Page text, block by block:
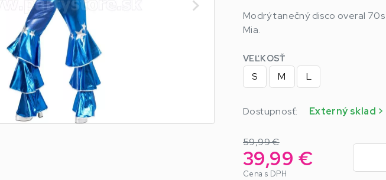
Modrý tanečný disco overal
Mia.
VEĽKOSŤ
S M L
Dostupnosť: Externý sklad >
59,99 €
39,99 €
Cena s DPH